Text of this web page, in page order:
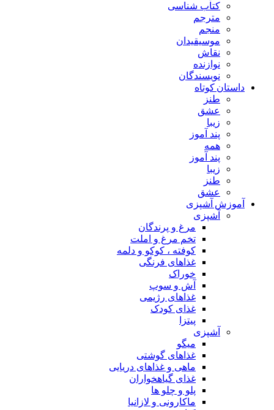
کتاب شناسی
مترجم
منجم
موسیقیدان
نقاش
نوازنده
نویسندگان
داستان کوتاه
طنز
عشق
زیبا
پند آموز
همه
پند آموز
زیبا
طنز
عشق
آموزش آشپزی
آشپزی
مرغ و پرندگان
تخم مرغ و املت
کوفته ، کوکو و دلمه
غذاهای فرنگی
خوراک
آش و سوپ
غذاهای رژیمی
غذای کودک
پیتزا
آشپزی
میگو
غذاهای گوشتی
ماهی و غذاهای دریایی
غذای گیاهخواران
پلو و چلو ها
ماکارونی و لازانیا